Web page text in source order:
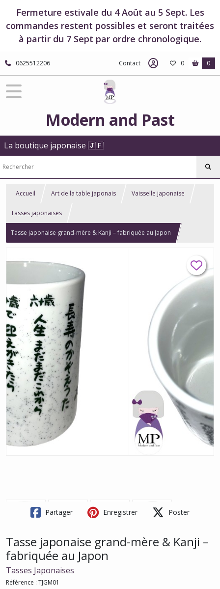
Fermeture estivale du 4 Août au 5 Sept. Les
commandes restent possibles et seront traitées
à partir du 7 Sept par ordre chronologique.
0625512206 Contact 0 0
Modern and Past
La boutique japonaise 🇯🇵
Accueil Art de la table japonais Vaisselle japonaise
Tasses japonaises
Tasse japonaise grand-mère & Kanji – fabriquée au Japon
Partager Enregistrer Poster
Tasse japonaise grand-mère & Kanji –
fabriquée au Japon
Tasses Japonaises
Référence : TJGM01